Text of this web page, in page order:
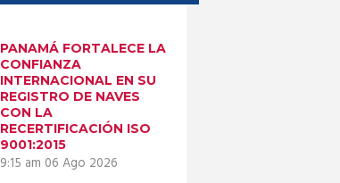
PANAMÁ FORTALECE LA
CONFIANZA
INTERNACIONAL EN SU
REGISTRO DE NAVES
CON LA
RECERTIFICACIÓN ISO
9001:2015
9:15 am 06 Ago 2026